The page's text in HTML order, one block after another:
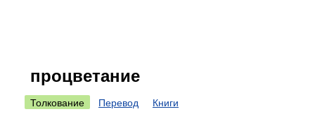
процветание
Толкование Перевод Книги